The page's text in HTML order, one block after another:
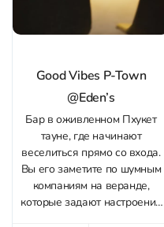
Good Vibes P-Town
@Eden’s
Бар в оживленном Пхукет
тауне, где начинают
веселиться прямо со входа.
Вы его заметите по шумным
компаниям на веранде,
которые задают настроение